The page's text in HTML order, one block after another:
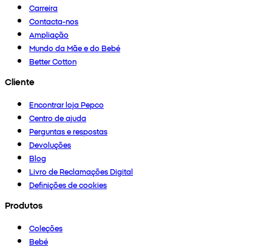
Carreira
Contacta-nos
Ampliação
Mundo da Mãe e do Bebé
Better Cotton
Cliente
Encontrar loja Pepco
Centro de ajuda
Perguntas e respostas
Devoluções
Blog
Livro de Reclamações Digital
Definições de cookies
Produtos
Coleções
Bebé